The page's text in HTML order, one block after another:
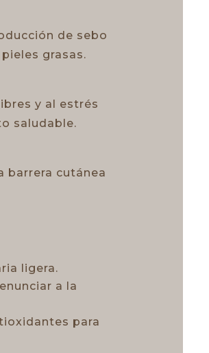
de sebo
grasas.
y al estrés
saludable.
barrera cutánea
ligera.
a la
para